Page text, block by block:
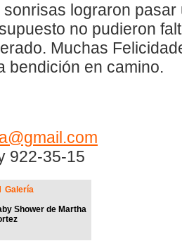
sonrisas lograron pasar
no pudieron
Muchas
bendición en camino.
922-35-15
Galería
Shower de Martha